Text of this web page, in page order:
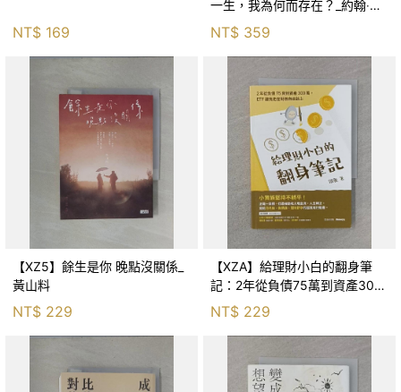
NT$ 169
一生，我為何而存在？_約翰‧史
崔勒基, Elsa
NT$ 359
【XZ5】餘生是你 晚點沒關係_
黃山料
NT$ 229
【XZA】給理財小白的翻身筆
記：2年從負債75萬到資產300
萬，ETF讓我走在財務自由路上_
鐵蛋
NT$ 229